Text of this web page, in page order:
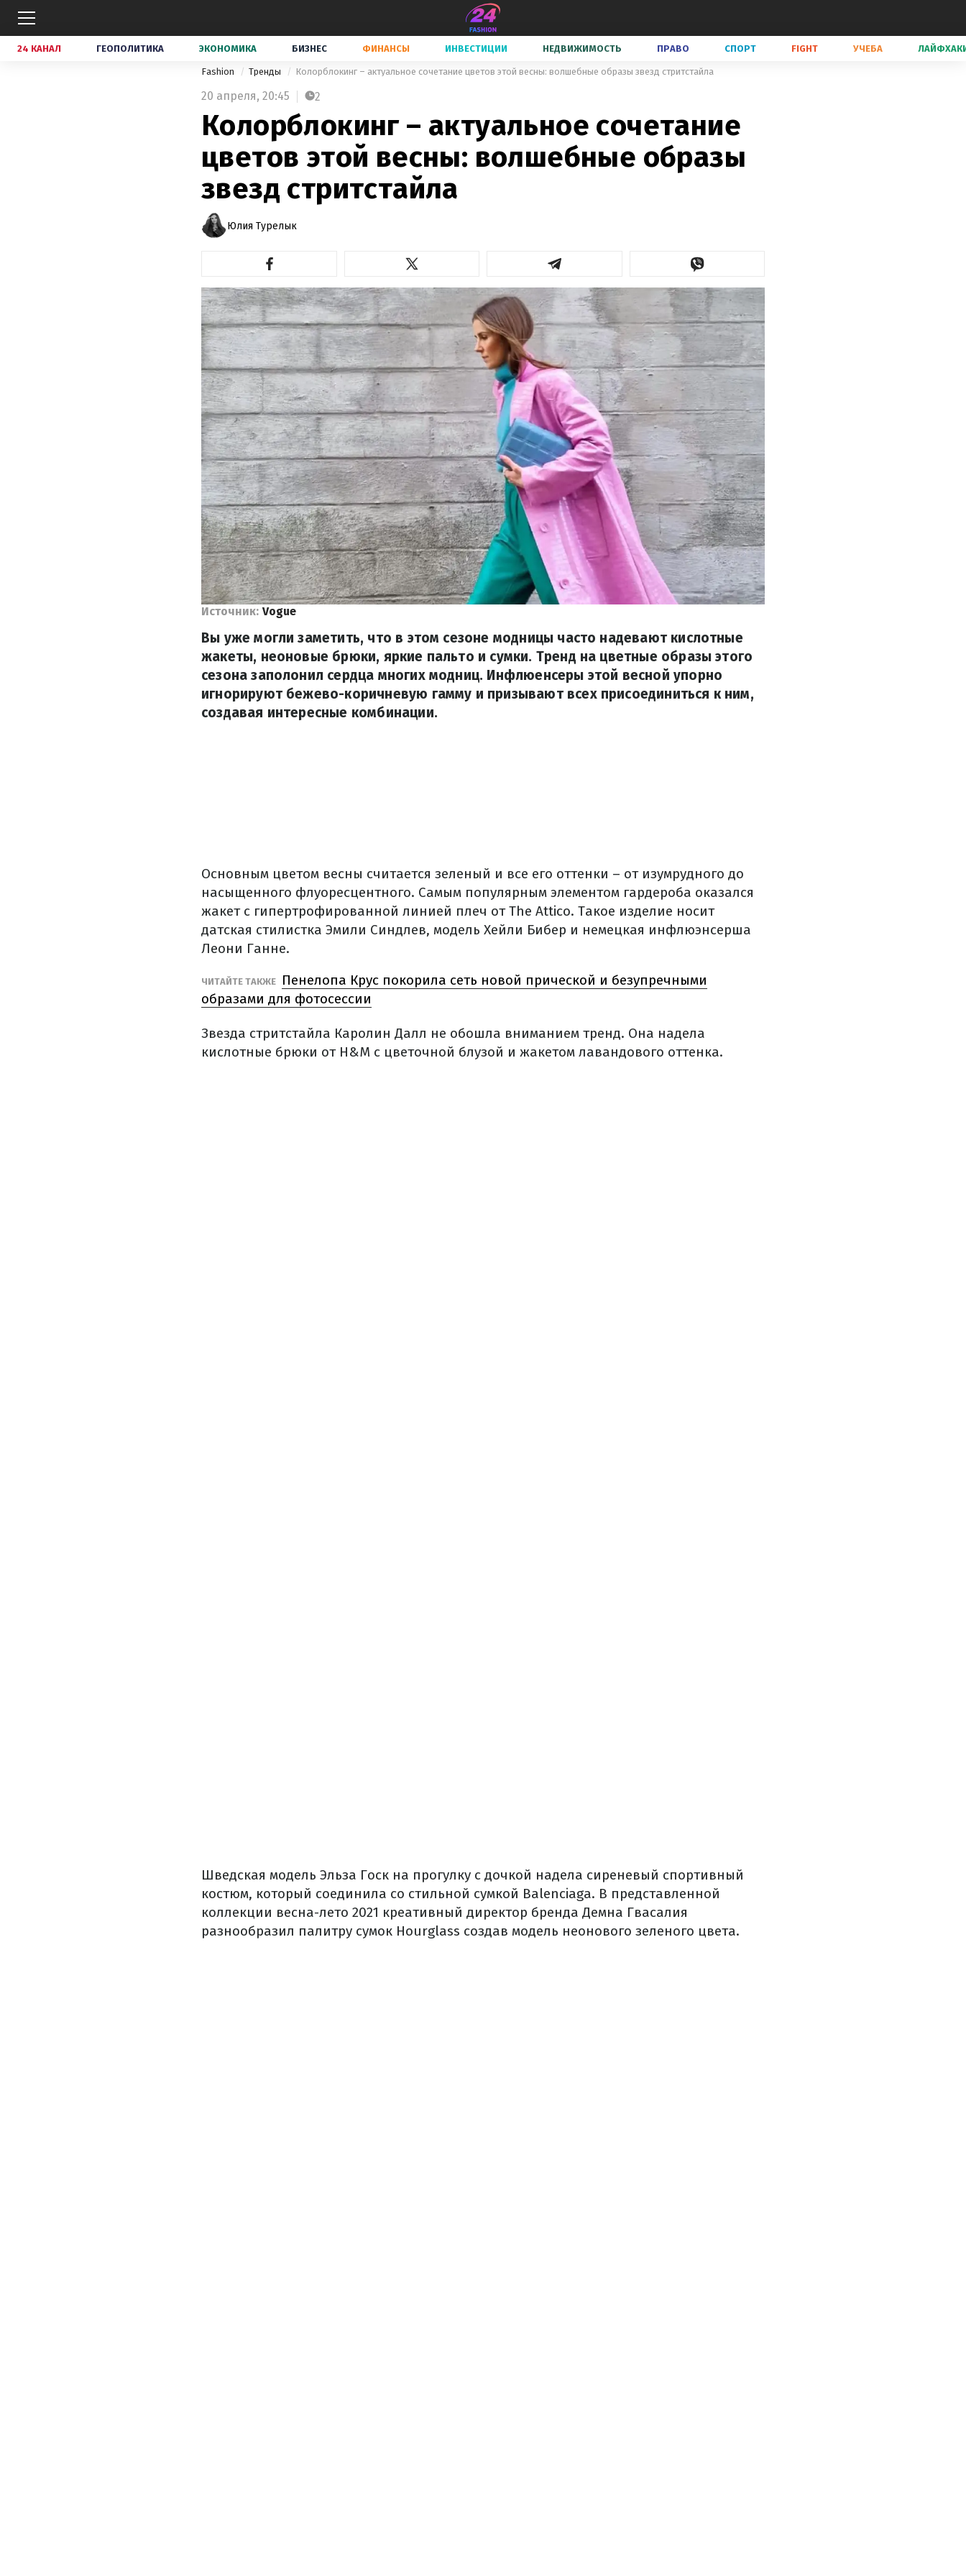
24 КАНАЛ ГЕОПОЛИТИКА ЭКОНОМИКА БИЗНЕС ФИНАНСЫ ИНВЕСТИЦИИ НЕДВИЖИМОСТЬ ПРАВО СПОРТ FIGHT УЧЕБА
Fashion Тренды Колорблокинг – актуальное сочетание цветов этой весны: волшебные образы звезд стритстайла
20 апреля, 20:45 2
Колорблокинг – актуальное сочетание
цветов этой весны: волшебные образы
звезд стритстайла
Юлия Турелык
Источник: Vogue
Вы уже могли заметить, что в этом сезоне модницы часто надевают кислотные
жакеты, неоновые брюки, яркие пальто и сумки. Тренд на цветные образы этого
сезона заполонил сердца многих модниц. Инфлюенсеры этой весной упорно
игнорируют бежево-коричневую гамму и призывают всех присоединиться к ним,
создавая интересные комбинации.
Основным цветом весны считается зеленый и все его оттенки – от изумрудного до
насыщенного флуоресцентного. Самым популярным элементом гардероба оказался
жакет с гипертрофированной линией плеч от The Attico. Такое изделие носит
датская стилистка Эмили Синдлев, модель Хейли Бибер и немецкая инфлюэнсерша
Леони Ганне.
ЧИТАЙТЕ ТАКЖЕ
Пенелопа Крус покорила сеть новой прической и безупречными
образами для фотосессии
Звезда стритстайла Каролин Далл не обошла вниманием тренд. Она надела
кислотные брюки от H&M с цветочной блузой и жакетом лавандового оттенка.
Шведская модель Эльза Госк на прогулку с дочкой надела сиреневый спортивный
костюм, который соединила со стильной сумкой Balenciaga. В представленной
коллекции весна-лето 2021 креативный директор бренда Демна Гвасалия
разнообразил палитру сумок Hourglass создав модель неонового зеленого цвета.